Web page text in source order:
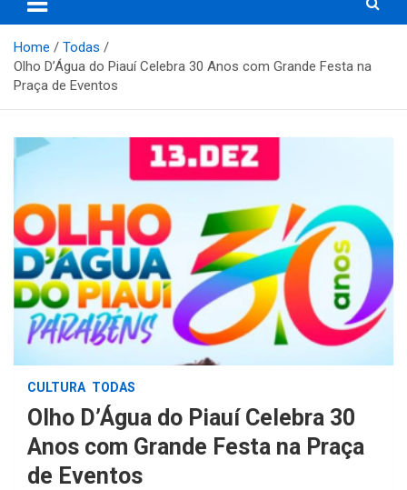
Home
Todas
Olho D’Água do Piauí Celebra 30 Anos com Grande Festa na
Praça de Eventos
CULTURA TODAS
Olho D’Água do Piauí Celebra 30
Anos com Grande Festa na Praça
de Eventos